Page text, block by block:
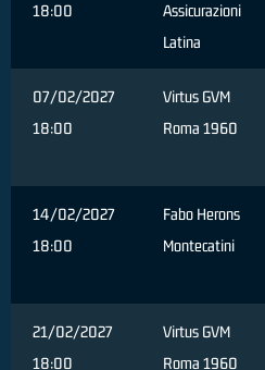
18:00
Assicurazioni
Latina
07/02/2027
18:00
Virtus GVM
Roma 1960
14/02/2027
18:00
Fabo Herons
Montecatini
21/02/2027
18:00
Virtus GVM
Roma 1960